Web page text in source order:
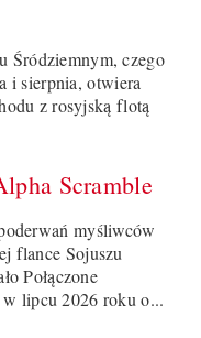
Śródziemnym, czego
i sierpnia, otwiera
z rosyjską flotą
Scramble
myśliwców
flance Sojuszu
Połączone
lipcu 2026 roku o...